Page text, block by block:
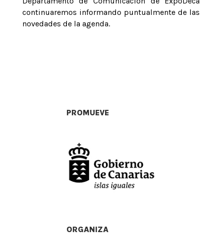
continuaremos informando puntualmente de las
novedades de la agenda.
PROMUEVE
ORGANIZA